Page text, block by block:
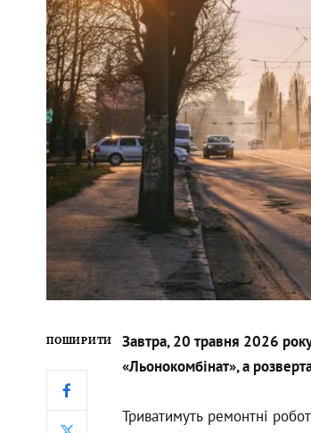
ПОШИРИТИ
Завтра, 20 травня 2026
«Льонокомбінат», а
Триватимуть ремонтні